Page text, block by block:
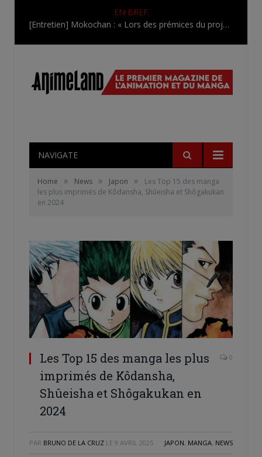
EN BREF
[Entretien] Mokochan : « Lors des prémices du projet, il était déjà demandé de suivre au mieux le manga originel.»
NAVIGATE
Home » News » Japon »
Les Top 15 des manga
les plus imprimés de Kôdansha, Shûeisha et Shôgakukan
en 2024
Les Top 15 des manga les plus
imprimés de Kôdansha,
Shûeisha et Shôgakukan en
2024
0
PAR BRUNO DE LA CRUZ LE 9 AVRIL 2025 JAPON, MANGA, NEWS